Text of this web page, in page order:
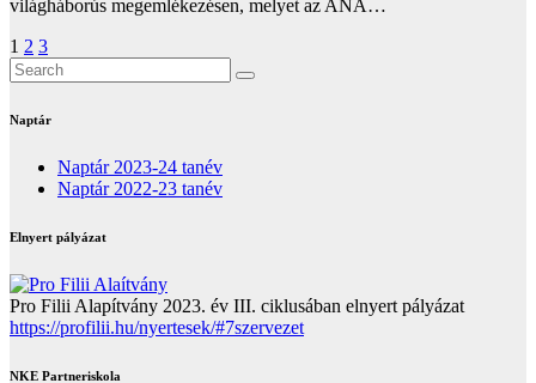
világháborús megemlékezésen, melyet az ANA…
Bejegyzések
lapozása
1 2 3
Naptár
Naptár 2023-24 tanév
Naptár 2022-23 tanév
Elnyert pályázat
Pro Filii Alapítvány 2023. év III. ciklusában elnyert pályázat
https://profilii.hu/nyertesek/#7szervezet
NKE Partneriskola